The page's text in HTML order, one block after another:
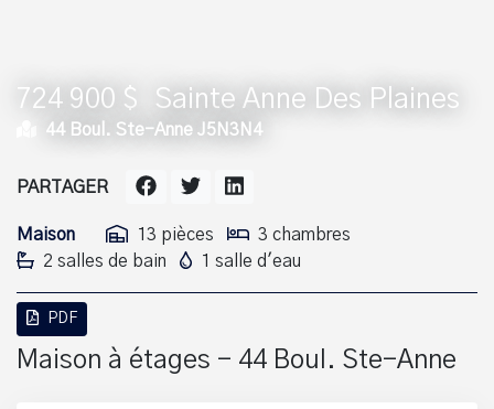
724 900 $ Sainte Anne Des Plaines
44 Boul. Ste-Anne J5N3N4
Maison 13 pièces
3 chambres
2 salles de bain
1 salle d'eau
PARTAGER
PDF
Maison à étages - 44 Boul. Ste-Anne